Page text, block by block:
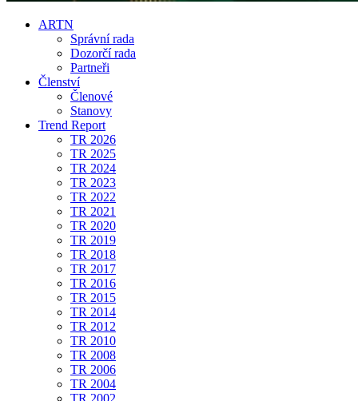
ARTN
Správní rada
Dozorčí rada
Partneři
Členství
Členové
Stanovy
Trend Report
TR 2026
TR 2025
TR 2024
TR 2023
TR 2022
TR 2021
TR 2020
TR 2019
TR 2018
TR 2017
TR 2016
TR 2015
TR 2014
TR 2012
TR 2010
TR 2008
TR 2006
TR 2004
TR 2002